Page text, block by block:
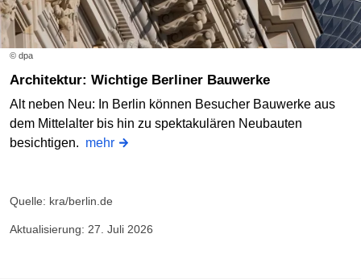
© dpa
Architektur: Wichtige Berliner Bauwerke
Alt neben Neu: In Berlin können Besucher Bauwerke aus
dem Mittelalter bis hin zu spektakulären Neubauten
besichtigen. mehr
Quelle: kra/berlin.de
Aktualisierung: 27. Juli 2026